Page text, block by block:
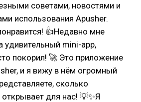
советами, новостями и
использования Apusher.
👍Недавно мне
удивительный mini-app,
покорил! 🚀 Это приложение
и я вижу в нём огромный
сколько
для нас! 💡✨Я